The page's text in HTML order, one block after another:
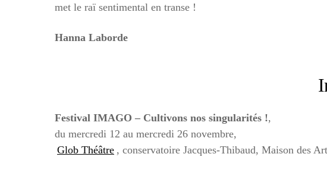
met le raï sentimental en transe !
Hanna Laborde
Festival IMAGO – Cultivons nos singularités !,
du mercredi 12 au mercredi 26 novembre,
Glob Théâtre , conservatoire Jacques-Thibaud, Maison des